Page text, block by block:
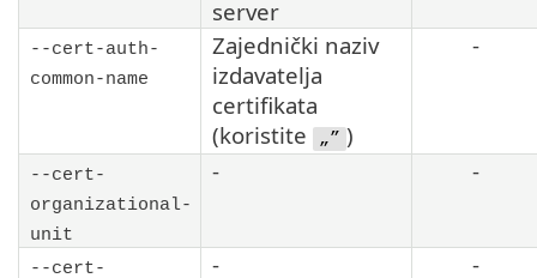
server
--cert-auth-
common-name
Zajednički naziv
izdavatelja
certifikata
(koristite
„” )
-
--cert-
organizational-
unit
- -
--cert-
- -